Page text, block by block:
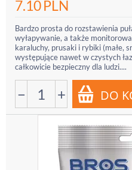
7.10PLN
Bardzo prosta do rozstawienia
wyłapywanie, a także
karaluchy, prusaki i rybiki (małe,
występujące nawet w czystych
całkowicie bezpieczny dla ludzi....
− +